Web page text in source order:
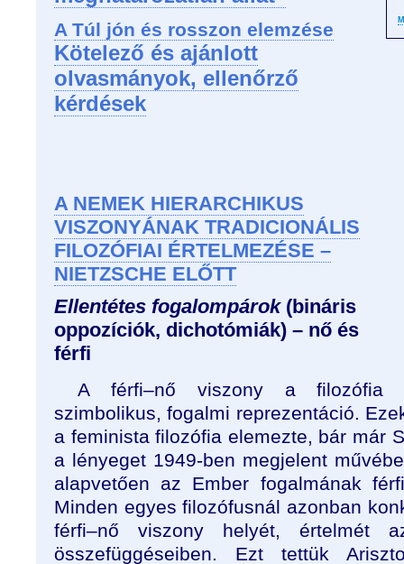
A Túl jón és rosszon elemzése
Kötelező és ajánlott
olvasmányok, ellenőrző
kérdések
A NEMEK HIERARCHIKUS
VISZONYÁNAK TRADICIONÁLIS
FILOZÓFIAI ÉRTELMEZÉSE –
NIETZSCHE ELŐTT
Ellentétes fogalompárok (bináris
oppozíciók, dichotómiák) – nő és
férfi
A férfi–nő viszony a filozófia
szimbolikus, fogalmi reprezentáció.
a feminista filozófia elemezte, bár már
a lényeget 1949-ben megjelent
alapvetően az Ember fogalmának
Minden egyes filozófusnál azonban
férfi–nő viszony helyét, értelmét
összefüggéseiben. Ezt tettük